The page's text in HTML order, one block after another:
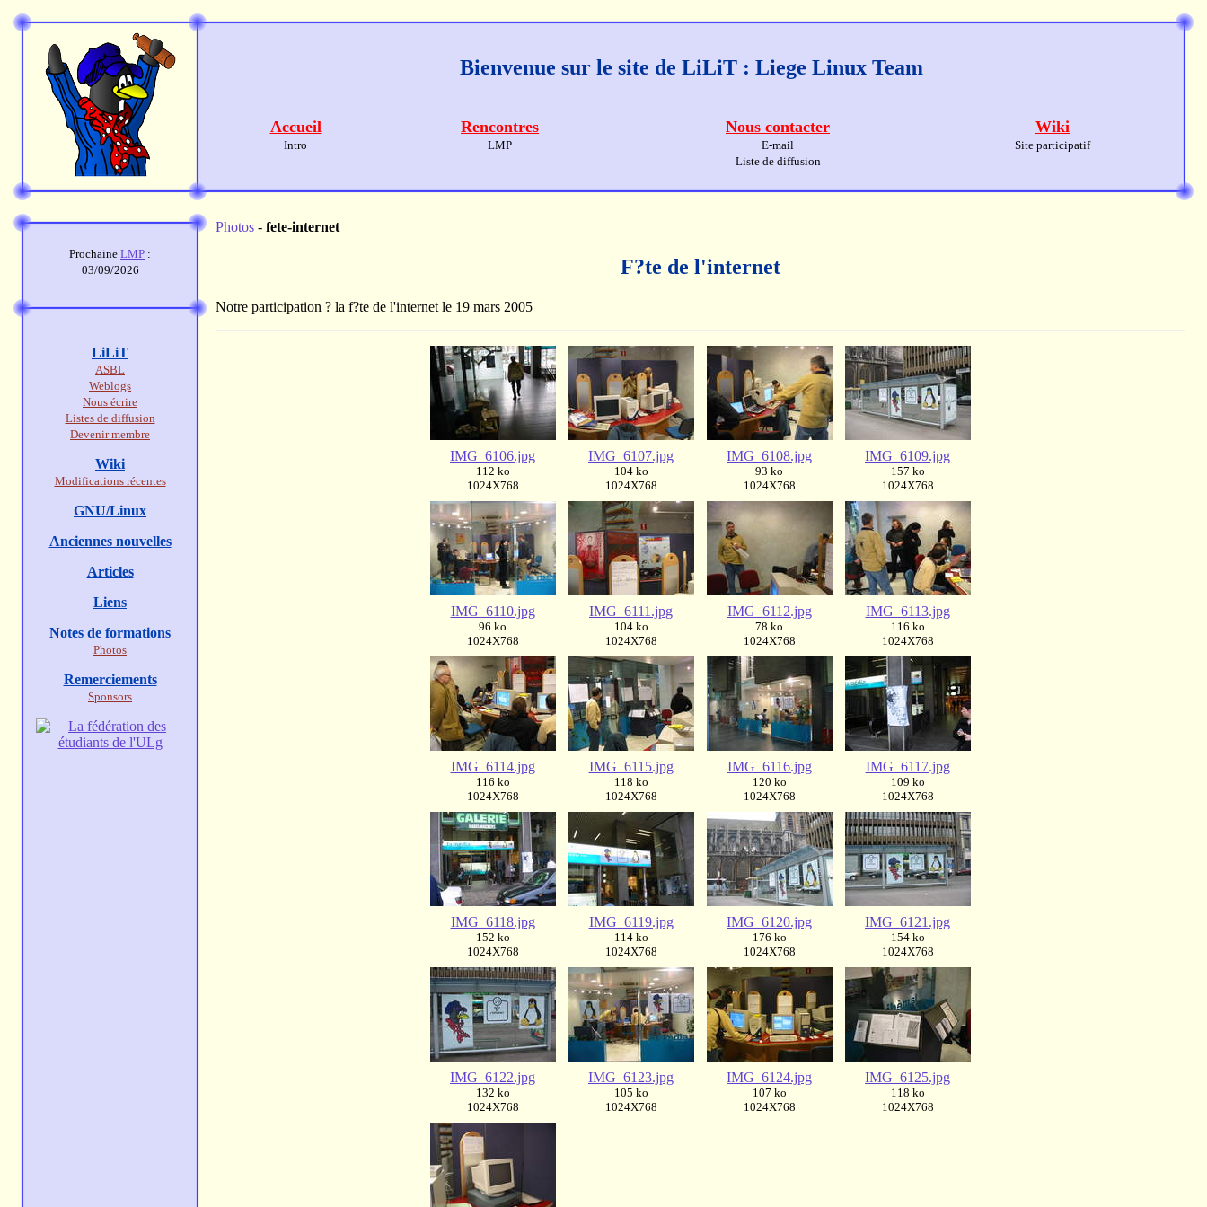
Bienvenue sur le site de LiLiT : Liege Linux Team
Accueil
Intro
Rencontres
LMP
Nous contacter
E-mail
Liste de diffusion
Wiki
Site participatif
Photos - fete-internet
F?te de l'internet
Notre participation ? la f?te de l'internet le 19 mars 2005
IMG_6106.jpg
112 ko
1024X768
IMG_6107.jpg
104 ko
1024X768
IMG_6108.jpg
93 ko
1024X768
IMG_6109.jpg
157 ko
1024X768
IMG_6110.jpg
96 ko
1024X768
IMG_6111.jpg
104 ko
1024X768
IMG_6112.jpg
78 ko
1024X768
IMG_6113.jpg
116 ko
1024X768
IMG_6114.jpg
116 ko
1024X768
IMG_6115.jpg
118 ko
1024X768
IMG_6116.jpg
120 ko
1024X768
IMG_6117.jpg
109 ko
1024X768
IMG_6118.jpg
152 ko
1024X768
IMG_6119.jpg
114 ko
1024X768
IMG_6120.jpg
176 ko
1024X768
IMG_6121.jpg
154 ko
1024X768
IMG_6122.jpg
132 ko
1024X768
IMG_6123.jpg
105 ko
1024X768
IMG_6124.jpg
107 ko
1024X768
IMG_6125.jpg
118 ko
1024X768
Prochaine LMP :
03/09/2026
LiLiT
ASBL
Weblogs
Nous écrire
Listes de diffusion
Devenir membre
Wiki
Modifications récentes
GNU/Linux
Anciennes nouvelles
Articles
Liens
Notes de formations
Photos
Remerciements
Sponsors